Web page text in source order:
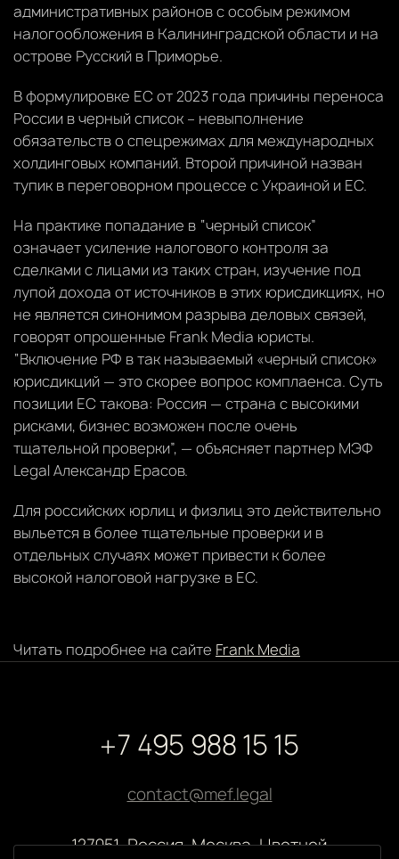
административных районов с особым режимом
налогообложения в Калининградской области и на
острове Русский в Приморье.
В формулировке ЕС от 2023 года причины переноса
России в черный список – невыполнение
обязательств о спецрежимах для международных
холдинговых компаний. Второй причиной назван
тупик в переговорном процессе с Украиной и ЕС.
На практике попадание в “черный список”
означает усиление налогового контроля за
сделками с лицами из таких стран, изучение под
лупой дохода от источников в этих юрисдикциях, но
не является синонимом разрыва деловых связей,
говорят опрошенные Frank Media юристы.
“Включение РФ в так называемый «черный список»
юрисдикций — это скорее вопрос комплаенса. Суть
позиции ЕС такова: Россия — страна с высокими
рисками, бизнес возможен после очень
тщательной проверки”, — объясняет партнер МЭФ
Legal Александр Ерасов.
Для российских юрлиц и физлиц это действительно
выльется в более тщательные проверки и в
отдельных случаях может привести к более
высокой налоговой нагрузке в ЕС.
Читать подробнее на сайте Frank Media
+7 495 988 15 15
contact@mef.legal
127051, Россия, Москва, Цветной